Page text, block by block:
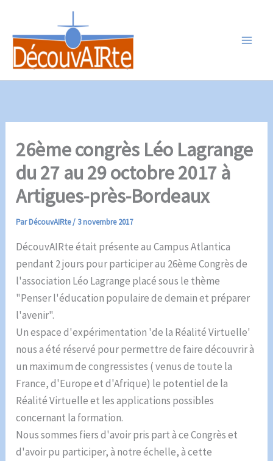
contenu
26ème congrès Léo Lagrange
du 27 au 29 octobre 2017 à
Artigues-près-Bordeaux
ParDécouvAIRte/ 3 novembre 2017
DécouvAIRte était présente au Campus Atlantica
pendant 2 jours pour participer au 26ème Congrès de
l'association Léo Lagrange placé sous le thème
"Penser l'éducation populaire de demain et préparer
l'avenir".
Un espace d'expérimentation 'de la Réalité Virtuelle'
nous a été réservé pour permettre de faire découvrir à
un maximum de congressistes ( venus de toute la
France, d'Europe et d'Afrique) le potentiel de la
Réalité Virtuelle et les applications possibles
concernant la formation.
Nous sommes fiers d'avoir pris part à ce Congrès et
d'avoir pu participer, à notre échelle, à cette